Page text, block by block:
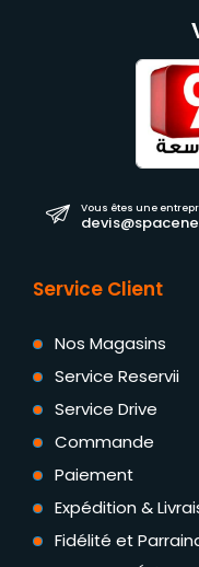
Vous êtes une
Service Client
Nos Magasins
Service Reservii
Service Drive
Commande
Paiement
Expédition &
Fidélité et